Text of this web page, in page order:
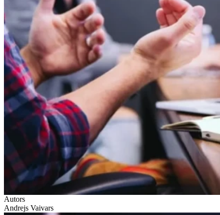
Autors
Andrejs Vaivars